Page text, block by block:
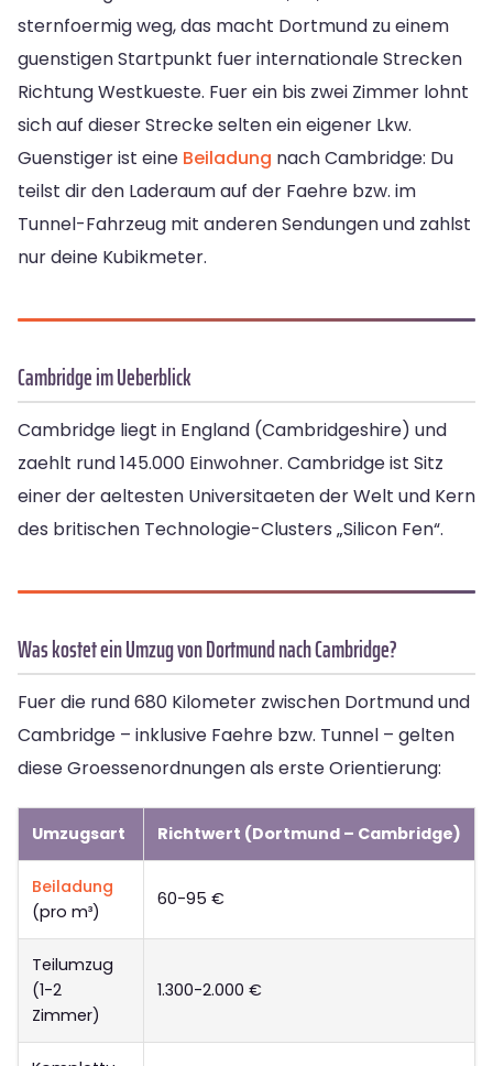
sternfoermig weg, das macht Dortmund zu einem
guenstigen Startpunkt fuer internationale Strecken
Richtung Westkueste. Fuer ein bis zwei Zimmer lohnt
sich auf dieser Strecke selten ein eigener Lkw.
Guenstiger ist eine Beiladung nach Cambridge: Du
teilst dir den Laderaum auf der Faehre bzw. im
Tunnel-Fahrzeug mit anderen Sendungen und zahlst
nur deine Kubikmeter.
Cambridge im Ueberblick
Cambridge liegt in England (Cambridgeshire) und
zaehlt rund 145.000 Einwohner. Cambridge ist Sitz
einer der aeltesten Universitaeten der Welt und Kern
des britischen Technologie-Clusters „Silicon Fen“.
Was kostet ein Umzug von Dortmund nach Cambridge?
Fuer die rund 680 Kilometer zwischen Dortmund und
Cambridge – inklusive Faehre bzw. Tunnel – gelten
diese Groessenordnungen als erste Orientierung:
Umzugsart Richtwert (Dortmund – Cambridge)
Beiladung
(pro m³)
60-95 €
Teilumzug
(1-2
Zimmer)
1.300-2.000 €